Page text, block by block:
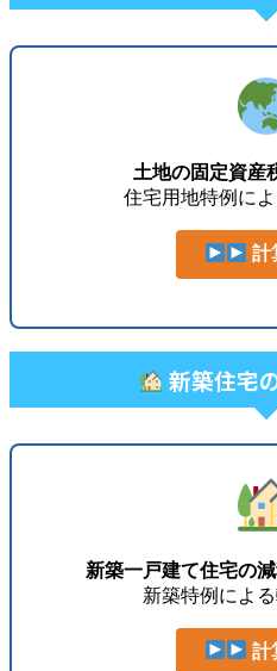
土地の固定資産
住宅用地特例に
計
新築住宅
新築一戸建て住宅の
新築特例によ
計